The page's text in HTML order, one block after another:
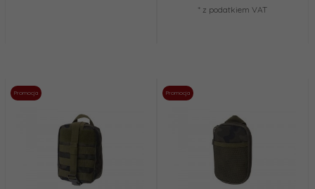
* z podatkiem VAT
Promocja Promocja